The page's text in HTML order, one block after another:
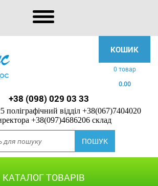
КОШИК
0 товар
0.00
+38 (098) 029 03 33
поліграфічний відділ +38(067)7404020
+38(097)4686206 склад
КАТАЛОГ ТОВАРІВ